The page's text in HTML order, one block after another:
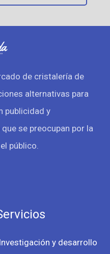
de cristalería de
alternativas para
publicidad y
se preocupan por la
público.
Investigación y desarrollo